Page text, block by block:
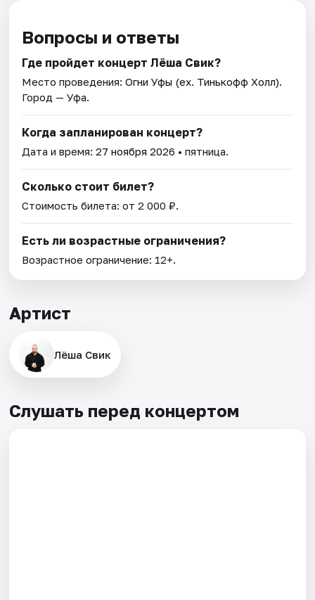
Вопросы и ответы
Где пройдет концерт Лёша Свик?
Место проведения:Огни Уфы (ex. Тинькофф Холл).
Город — Уфа.
Когда запланирован концерт?
Дата и время:27 ноября 2026 • пятница.
Сколько стоит билет?
Стоимость билета: от 2 000 ₽.
Есть ли возрастные ограничения?
Возрастное ограничение: 12+.
Артист
Лёша Свик
Слушать перед концертом